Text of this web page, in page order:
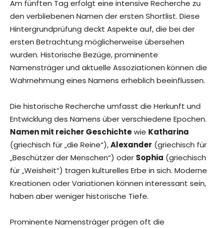
Am fünften Tag erfolgt eine intensive Recherche zu
den verbliebenen Namen der ersten Shortlist. Diese
Hintergrundprüfung deckt Aspekte auf, die bei der
ersten Betrachtung möglicherweise übersehen
wurden. Historische Bezüge, prominente
Namensträger und aktuelle Assoziationen können die
Wahrnehmung eines Namens erheblich beeinflussen.
Die historische Recherche umfasst die Herkunft und
Entwicklung des Namens über verschiedene Epochen.
Namen mit reicher Geschichtewie Katharina
(griechisch für „die Reine“),Alexander (griechisch für
„Beschützer der Menschen“) oder Sophia (griechisch
für „Weisheit“) tragen kulturelles Erbe in sich. Moderne
Kreationen oder Variationen können interessant sein,
haben aber weniger historische Tiefe.
Prominente Namensträger prägen oft die